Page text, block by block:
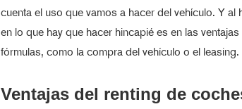
cuenta el uso que vamos a hacer del vehículo. Y al
en lo que hay que hacer hincapié es en las
fórmulas, como la compra del vehículo o el leasing.
Ventajas del renting de